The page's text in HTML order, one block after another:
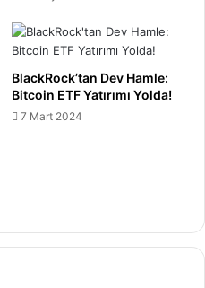
BlackRock’tan Dev Hamle:
Bitcoin ETF Yatırımı Yolda!
7 Mart 2024